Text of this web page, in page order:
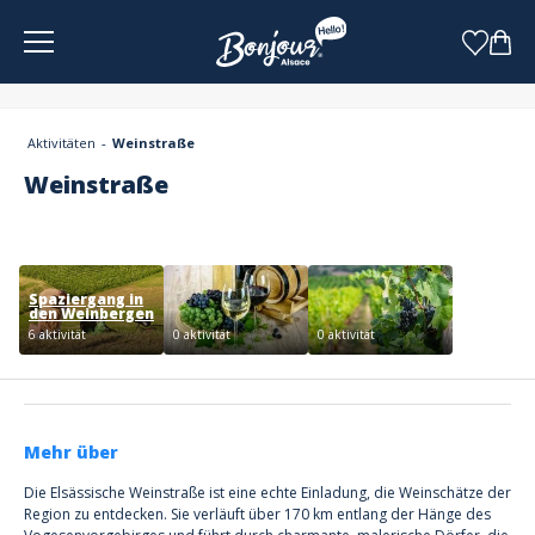
Aktivitäten Weinstraße
Weinstraße
Spaziergang in
den Weinbergen
6 aktivität 0 aktivität 0 aktivität
Mehr über
Die Elsässische Weinstraße ist eine echte Einladung, die Weinschätze der
Region zu entdecken. Sie verläuft über 170 km entlang der Hänge des